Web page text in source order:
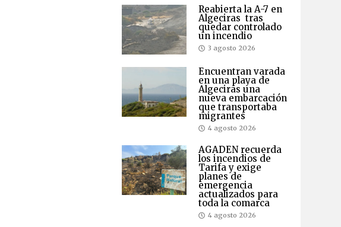
Reabierta la A-7 en
Algeciras tras
quedar controlado
un incendio
3 agosto 2026
Encuentran varada
en una playa de
Algeciras una
nueva embarcación
que transportaba
migrantes
4 agosto 2026
AGADEN recuerda
los incendios de
Tarifa y exige
planes de
emergencia
actualizados para
toda la comarca
4 agosto 2026